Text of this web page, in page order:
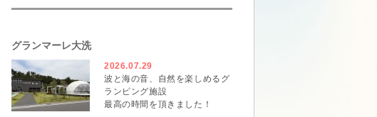
グランマーレ大洗
2026.07.29
波と海の音、自然を楽しめるグ
ランピング施設
最高の時間を頂きました！